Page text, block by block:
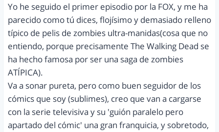
Yo he seguido el primer episodio por la FOX, y me ha
parecido como tú dices, flojísimo y demasiado relleno
típico de pelis de zombies ultra-manidas(cosa que no
entiendo, porque precisamente The Walking Dead se
ha hecho famosa por ser una saga de zombies
ATÍPICA).
Va a sonar pureta, pero como buen seguidor de los
cómics que soy (sublimes), creo que van a cargarse
con la serie televisiva y su 'guión paralelo pero
apartado del cómic' una gran franquicia, y sobretodo,